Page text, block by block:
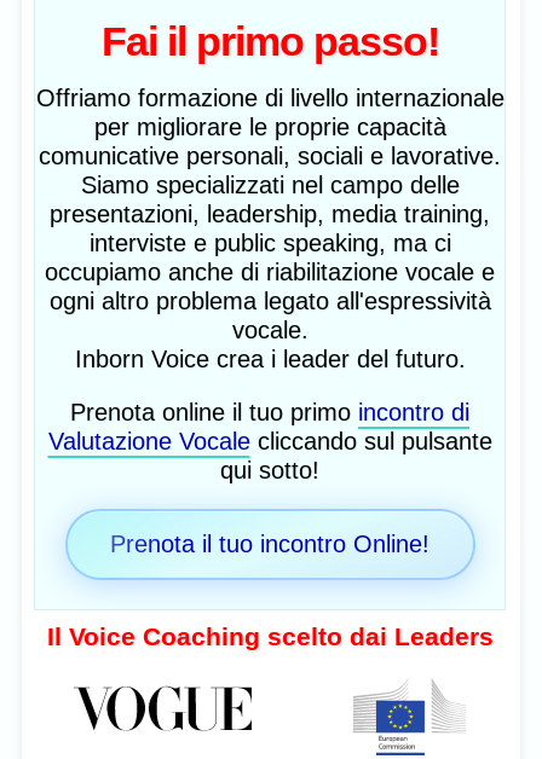
Fai il primo passo!
Offriamo formazione di livello internazionale
per migliorare le proprie capacità
comunicative personali, sociali e lavorative.
Siamo specializzati nel campo delle
presentazioni, leadership, media training,
interviste e public speaking, ma ci
occupiamo anche di riabilitazione vocale e
ogni altro problema legato all'espressività
vocale.
Inborn Voice crea i leader del futuro.
Prenota online il tuo primo incontro di
Valutazione Vocalecliccando sul pulsante
qui sotto!
Prenota il tuo incontro Online!
Il Voice Coaching scelto dai Leaders